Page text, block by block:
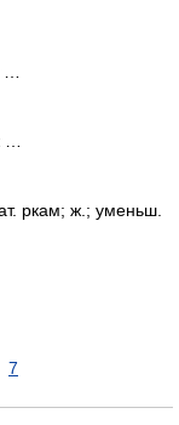
ркам; ж.; уменьш.
7